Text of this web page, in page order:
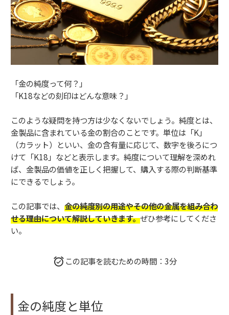
「金の純度って何？」
「K18などの刻印はどんな意味？」
このような疑問を持つ方は少なくないでしょう。純度とは、
金製品に含まれている金の割合のことです。単位は「K」
（カラット）といい、金の含有量に応じて、数字を後ろにつ
けて「K18」などと表示します。純度について理解を深めれ
ば、金製品の価値を正しく把握して、購入する際の判断基準
にできるでしょう。
この記事では、 金の純度別の用途やその他の金属を組み合わ
せる理由について解説していきます。ぜひ参考にしてくださ
い。
この記事を読むための時間：3分
金の純度と単位